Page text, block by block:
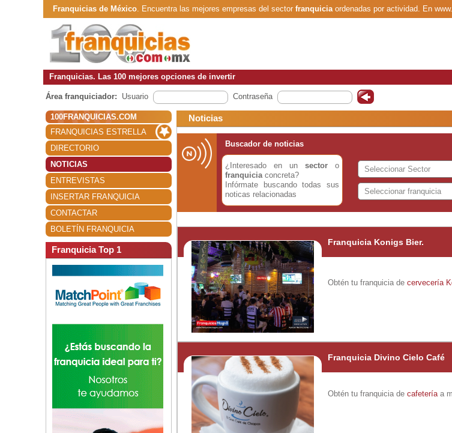
Franquicias de México. Encuentra las mejores empresas del sector franquiciaordenadas por actividad. En
Franquicias. Las 100 mejores opciones de invertir
Área franquiciador: Usuario Contraseña
100FRANQUICIAS.COM
FRANQUICIAS ESTRELLA
DIRECTORIO
NOTICIAS
ENTREVISTAS
INSERTAR FRANQUICIA
CONTACTAR
BOLETÍN FRANQUICIA
Franquicia Top 1
Noticias
Buscador de noticias
¿Interesado en un sector o
franquiciaconcreta?
Infórmate buscando todas sus
noticas relacionadas
Franquicia Konigs Bier.
Obtén tu franquicia de cervecería
Franquicia Divino Cielo Café
Obtén tu franquicia de cafetería a